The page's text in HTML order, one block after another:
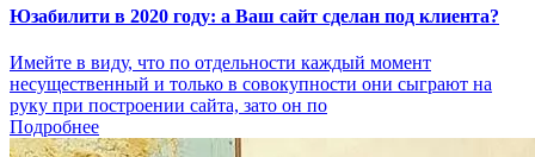
Юзабилити в 2020 году: а Ваш сайт сделан под клиента?
Имейте в виду, что по отдельности каждый момент
несущественный и только в совокупности они сыграют на
руку при построении сайта, зато он по
Подробнее